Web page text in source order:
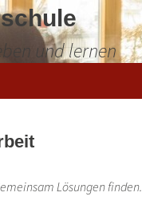
und lernen
Lösungen finden.